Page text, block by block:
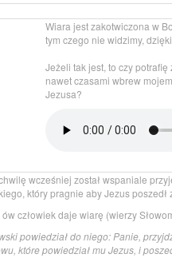
Wiara jest zakotwiczona w
tym czego nie widzimy,
Jeżeli tak jest, to czy
nawet czasami wbrew
Jezusa?
wcześniej został wspaniale
który pragnie aby Jezus poszedł
człowiek daje wiarę (wierzy
powiedział do niego: Panie,
które powiedział mu Jezus, i